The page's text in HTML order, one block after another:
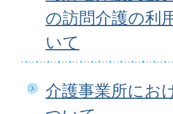
の訪問介護の利
いて
介護事業所にお